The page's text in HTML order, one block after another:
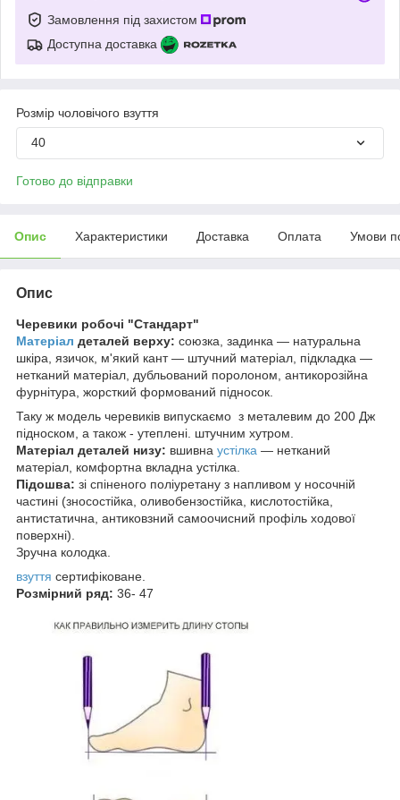
Замовлення під захистом
Доступна доставка
Розмір чоловічого взуття
40
Готово до відправки
Опис Характеристики Доставка Оплата Умови
Опис
Черевики робочі "Стандарт"
Матеріал деталей верху: союзка, задинка — натуральна
шкіра, язичок, м'який кант — штучний матеріал, підкладка —
нетканий матеріал, дубльований поролоном, антикорозійна
фурнітура, жорсткий формований підносок.
Таку ж модель черевиків випускаємо з металевим до 200 Дж
підноском, а також - утеплені. штучним хутром.
Матеріал деталей низу: вшивна устілка — нетканий
матеріал, комфортна вкладна устілка.
Підошва: зі спіненого поліуретану з напливом у носочній
частині (зносостійка, оливобензостійка, кислотостійка,
антистатична, антиковзний самоочисний профіль ходової
поверхні).
Зручна колодка.
взуття сертифіковане.
Розмірний ряд: 36- 47